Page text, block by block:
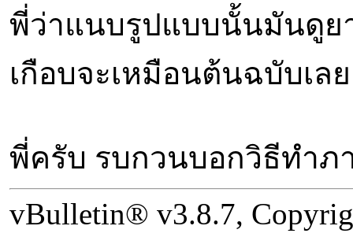
พี่ว่าแนบรูปแบบนั้นมันดูยา
เกือบจะเหมือนต้นฉบับเ
พี่ครับ รบกวนบอกวิธีทำภ
vBulletin® v3.8.7,